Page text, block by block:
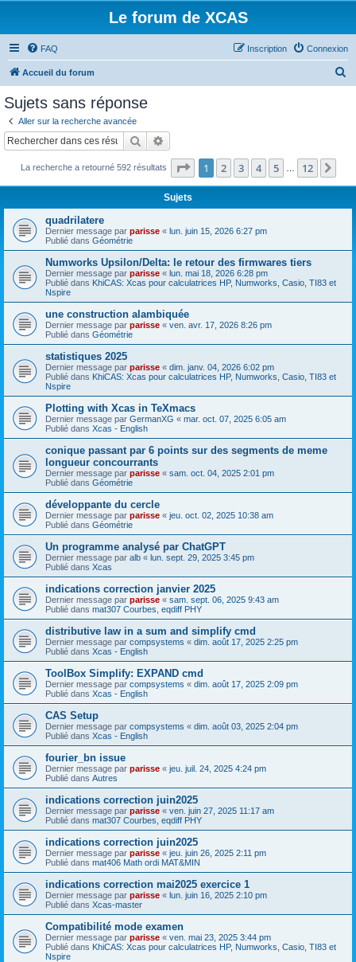
Le forum de XCAS
FAQ Connexion
Inscription
Accueil du forum
c
Sujets sans réponse
Aller sur la recherche avancée
Rechercher
La recherche a retourné 592 résultats Page 1sur12
1 2 3 4 5 12
Sujets
quadrilatere
Dernier message par parisse « lun. juin 15, 2026 6:27 pm
Publié dans Géométrie
Numworks Upsilon/Delta: le retour des firmwares tiers
Dernier message par parisse « lun. mai 18, 2026 6:28 pm
Publié dans KhiCAS: Xcas pour calculatrices HP, Numworks, Casio, TI83 et
Nspire
une construction alambiquée
Dernier message par parisse « ven. avr. 17, 2026 8:26 pm
Publié dans Géométrie
statistiques 2025
Dernier message par parisse « dim. janv. 04, 2026 6:02 pm
Publié dans KhiCAS: Xcas pour calculatrices HP, Numworks, Casio, TI83 et
Nspire
Plotting with Xcas in TeXmacs
Dernier message par GermanXG « mar. oct. 07, 2025 6:05 am
Publié dans Xcas - English
conique passant par 6 points sur des segments de meme
longueur concourrants
Dernier message par parisse « sam. oct. 04, 2025 2:01 pm
Publié dans Géométrie
développante du cercle
Dernier message par parisse « jeu. oct. 02, 2025 10:38 am
Publié dans Géométrie
Un programme analysé par ChatGPT
Dernier message par alb « lun. sept. 29, 2025 3:45 pm
Publié dans Xcas
indications correction janvier 2025
Dernier message par parisse « sam. sept. 06, 2025 9:43 am
Publié dans mat307 Courbes, eqdiff PHY
distributive law in a sum and simplify cmd
Dernier message par compsystems « dim. août 17, 2025 2:25 pm
Publié dans Xcas - English
ToolBox Simplify: EXPAND cmd
Dernier message par compsystems « dim. août 17, 2025 2:09 pm
Publié dans Xcas - English
CAS Setup
Dernier message par compsystems « dim. août 03, 2025 2:04 pm
Publié dans Xcas - English
fourier_bn issue
Dernier message par parisse « jeu. juil. 24, 2025 4:24 pm
Publié dans Autres
indications correction juin2025
Dernier message par parisse « ven. juin 27, 2025 11:17 am
Publié dans mat307 Courbes, eqdiff PHY
indications correction juin2025
Dernier message par parisse « jeu. juin 26, 2025 2:11 pm
Publié dans mat406 Math ordi MAT&MIN
indications correction mai2025 exercice 1
Dernier message par parisse « lun. juin 16, 2025 2:10 pm
Publié dans Xcas-master
Compatibilité mode examen
Dernier message par parisse « ven. mai 23, 2025 3:44 pm
Publié dans KhiCAS: Xcas pour calculatrices HP, Numworks, Casio, TI83 et
Nspire